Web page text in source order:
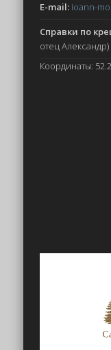
E-mail: ioann-
Справки по
отец Александр)
Координаты: